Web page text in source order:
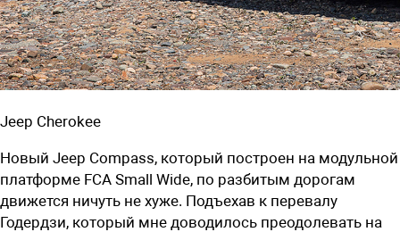
Jeep Cherokee
Новый Jeep Compass, который построен на модульной
платформе FCA Small Wide, по разбитым дорогам
движется ничуть не хуже. Подъехав к перевалу
Годердзи, который мне доводилось преодолевать на